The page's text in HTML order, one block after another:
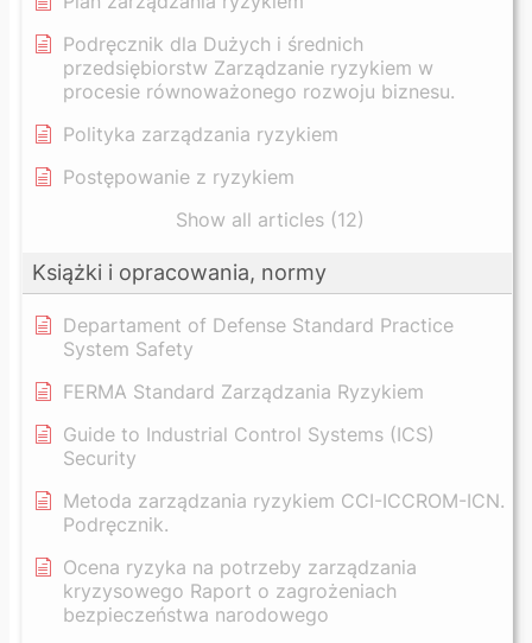
Podręcznik dla Dużych i średnich
przedsiębiorstw Zarządzanie ryzykiem w
procesie równoważonego rozwoju biznesu.
Polityka zarządzania ryzykiem
Postępowanie z ryzykiem
Show all articles (12)
Książki i opracowania, normy
Departament of Defense Standard Practice
System Safety
FERMA Standard Zarządzania Ryzykiem
Guide to Industrial Control Systems (ICS)
Security
Metoda zarządzania ryzykiem CCI-ICCROM-ICN.
Podręcznik.
Ocena ryzyka na potrzeby zarządzania
kryzysowego Raport o zagrożeniach
bezpieczeństwa narodowego